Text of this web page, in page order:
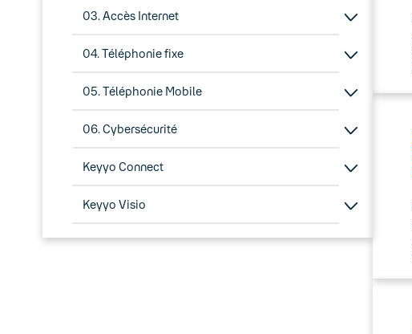
03. Accès Internet
04. Téléphonie fixe
05. Téléphonie Mobile
06. Cybersécurité
Keyyo Connect
Keyyo Visio